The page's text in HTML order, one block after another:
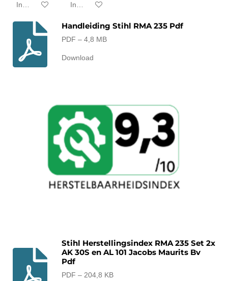
In winkelwagen In winkelwagen
Handleiding Stihl RMA 235 Pdf
PDF – 4,8 MB
Download
Stihl Herstellingsindex RMA 235 Set 2x
AK 30S en AL 101 Jacobs Maurits Bv
Pdf
PDF – 204,8 KB